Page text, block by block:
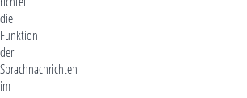
die
Funktion
der
Sprachnachrichten
im